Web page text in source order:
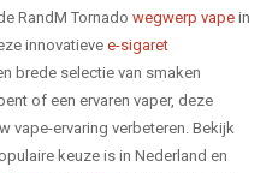
RandM Tornado wegwerp vape in
innovatieve e-sigaret
brede selectie van smaken
of een ervaren vaper, deze
vape-ervaring verbeteren. Bekijk
keuze is in Nederland en